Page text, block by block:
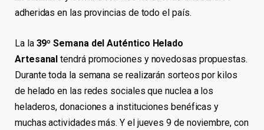
adheridas en las provincias de todo el país.
La la 39º Semana del Auténtico Helado
Artesanaltendrá promociones y novedosas propuestas.
Durante toda la semana se realizarán sorteos por kilos
de helado en las redes sociales que nuclea a los
heladeros, donaciones a instituciones benéficas y
muchas actividades más. Y el jueves 9 de noviembre, con